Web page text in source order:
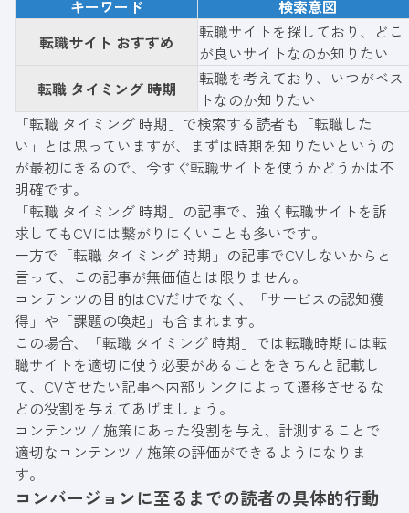
キーワード
検索意図
転職サイト おすすめ
転職サイトを探しており、どこ
が良いサイトなのか知りたい
転職 タイミング 時期
転職を考えており、いつがベス
トなのか知りたい
「転職 タイミング 時期」で検索する読者も「転職した
い」とは思っていますが、まずは時期を知りたいというの
が最初にきるので、今すぐ転職サイトを使うかどうかは不
明確です。
「転職 タイミング 時期」の記事で、強く転職サイトを訴
求してもCVには繋がりにくいことも多いです。
一方で「転職 タイミング 時期」の記事でCVしないからと
言って、この記事が無価値とは限りません。
コンテンツの目的はCVだけでなく、「サービスの認知獲
得」や「課題の喚起」も含まれます。
この場合、「転職 タイミング 時期」では転職時期には転
職サイトを適切に使う必要があることをきちんと記載し
て、CVさせたい記事へ内部リンクによって遷移させるな
どの役割を与えてあげましょう。
コンテンツ / 施策にあった役割を与え、計測することで
適切なコンテンツ / 施策の評価ができるようになりま
す。
コンバージョンに至るまでの読者の具体的行動